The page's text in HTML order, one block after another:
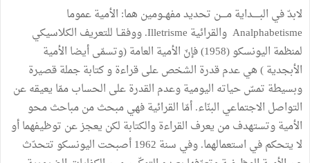
لابدّ في البـــــداية مــــن تحديد مفهــومين هما: الأمية عموما
Analphabetisme والقرائية Illetrisme. ووفقــا للتعريف الكلاسيكي
لمنظمة اليونسكو (1958) فإنّ الأمية العامة (وتسمّى أيضا الأمية
الأبجدية ) هي عدم قدرة الشخص على قراءة و كتابة جملة قصيرة
وبسيطة تمسّ حياته اليومية وعدم القدرة على الحساب ممّا يعيقه عن
التواصل الاجتماعي البنّاء. أمّا القرائية فهي مبحث من مباحث محو
الأمية وتستهدف من يعرف القراءة والكتابة لكن يعجز عن توظيفهما أو
لا يتحكم في استعمالهما. وفي سنة 1962 أصبحت اليونسكو تتحدّث